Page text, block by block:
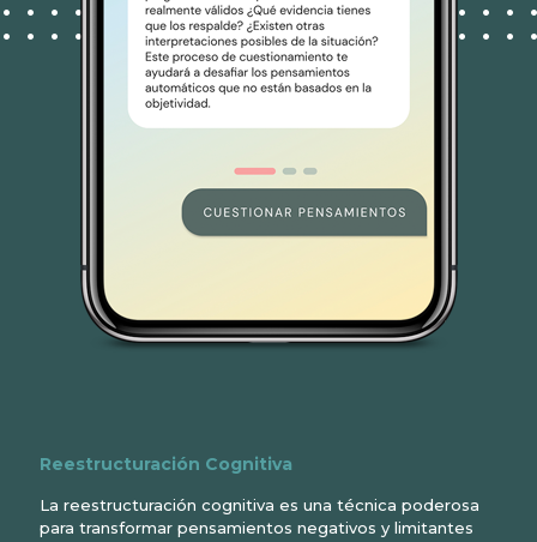
Reestructuración Cognitiva
La reestructuración cognitiva es una técnica poderosa
para transformar pensamientos negativos y limitantes